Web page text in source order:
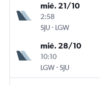
mié. 21/10
2:58
SJU- LGW
mié. 28/10
10:10
LGW-SJU